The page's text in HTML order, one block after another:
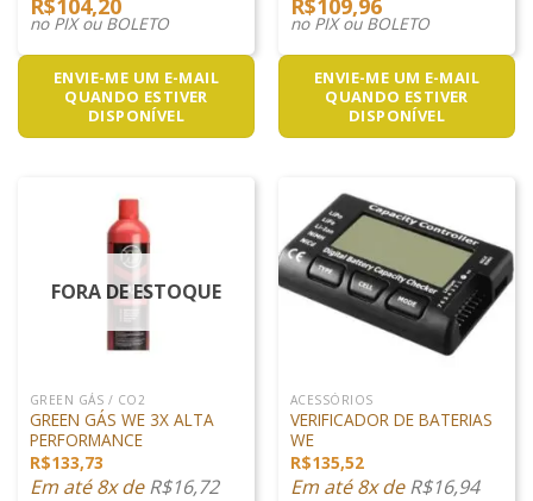
R$104,20
no PIX ou BOLETO
ENVIE-ME UM E-MAIL
QUANDO ESTIVER
DISPONÍVEL
R$109,96
no PIX ou BOLETO
ENVIE-ME UM E-MAIL
QUANDO ESTIVER
DISPONÍVEL
FORA DE ESTOQUE
GREEN GÁS / CO2
GREEN GÁS WE 3X ALTA
PERFORMANCE
R$133,73
Em até 8x deR$16,72
ACESSÓRIOS
VERIFICADOR DE BATERIAS
WE
R$135,52
Em até 8x deR$16,94